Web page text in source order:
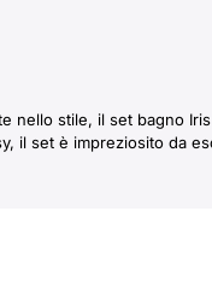
nello stile, il set bagno
il set è impreziosito da